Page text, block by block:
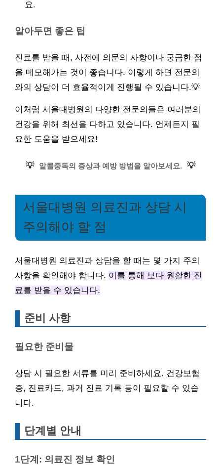
요.
알아두면 좋은 팁
진료를 받을 때, 사전에 의문의 사항이나 궁금한 점
을 메모해가는 것이 좋습니다. 이렇게 하면 전문의
와의 상담이 더 효율적이게 진행될 수 있습니다.💡
이처럼 서울대병원의 다양한 전문의들은 여러분의
건강을 위해 최선을 다하고 있습니다. 언제든지 필
요한 도움을 받으세요!
💡 알콜중독의 증상과 예방 방법을 알아보세요. 💡
서울대병원 의료진과 상담 시
주의해야 할 점
서울대병원 의료진과 상담을 할 때는 몇 가지 주의
사항을 확인해야 합니다. 이를 통해 보다 원활한 진
료를 받을 수 있습니다.
준비 사항
필요한 준비물
상담 시 필요한 서류를 미리 준비하세요. 건강보험
증, 진료카드, 과거 진료 기록 등이 필요할 수 있습
니다.
단계별 안내
1단계: 의료진 정보 확인